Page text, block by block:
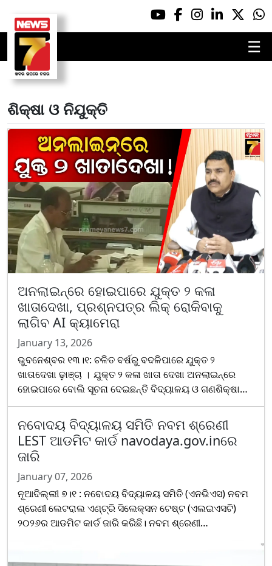
☰
ଶିକ୍ଷା ଓ ନିଯୁକ୍ତି
ଅନଲାଇନ୍‌ରେ ହୋଇପାରେ ଯୁକ୍ତ ୨ କଳା
ଖାତାଦେଖା, ପ୍ରଶ୍ନପତ୍ର ଲିକ୍ ରୋକିବାକୁ
ଲାଗିବ AI କ୍ୟାମେରା
January 13, 2026
ଭୁବନେଶ୍ବର ୧୩।୧: ଚଳିତ ବର୍ଷରୁ ବଦଳିପାରେ ଯୁକ୍ତ ୨
ଖାତାଦେଖା ଢ଼ାଞ୍ଚା । ଯୁକ୍ତ ୨ କଳା ଖାତା ଦେଖା ଅନଲାଇନ୍ରେ
ହୋଇପାରେ ବୋଲି ସୂଚନା ଦେଇଛନ୍ତି ବିଦ୍ୟାଳୟ ଓ ଗଣଶିକ୍ଷା
ମନ୍ତ୍ରୀ ନିତ୍ୟାନନ୍ଦ ଗଣ୍ଡ । କଳା ବିଭାଗ ଖାତାଦେଖା
ଅନଲାଇନ୍ରେ ହେବା ପାଇଁ ପ୍ରସ୍ତୁତି କରାଯାଉଛି । ଚୂଡ଼ାନ୍ତ ପାଇଁ
ବଜେଟ୍ ଫାଇନାଲ ହୋଇ...
ନବୋଦୟ ବିଦ୍ୟାଳୟ ସମିତି ନବମ ଶ୍ରେଣୀ
LEST ଆଡମିଟ କାର୍ଡ navodaya.gov.inରେ
ଜାରି
January 07, 2026
ନୂଆଦିଲ୍ଲୀ ୭।୧ : ନବୋଦୟ ବିଦ୍ୟାଳୟ ସମିତି (ଏନଭିଏସ) ନବମ
ଶ୍ରେଣୀ ଲେଟରାଲ ଏଣ୍ଟ୍ରି ସିଲେକ୍ସନ ଟେଷ୍ଟ (ଏଲଇଏସଟି)
୨୦୨୬ର ଆଡମିଟ କାର୍ଡ ଜାରି କରିଛି। ନବମ ଶ୍ରେଣୀ